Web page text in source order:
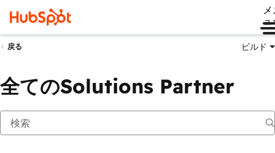
ュ
戻る ビルド
全てのSolutions Partner